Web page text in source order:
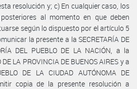
resolución y; c) En cualquier caso, los
al momento en que deben
según lo dispuesto por el artículo 5
la presente a la SECRETARÍA DE
DEL PUEBLO DE LA NACIÓN, a la
LA PROVINCIA DE BUENOS AIRES y a
DE LA CIUDAD AUTÓNOMA DE
copia de la presente resolución a